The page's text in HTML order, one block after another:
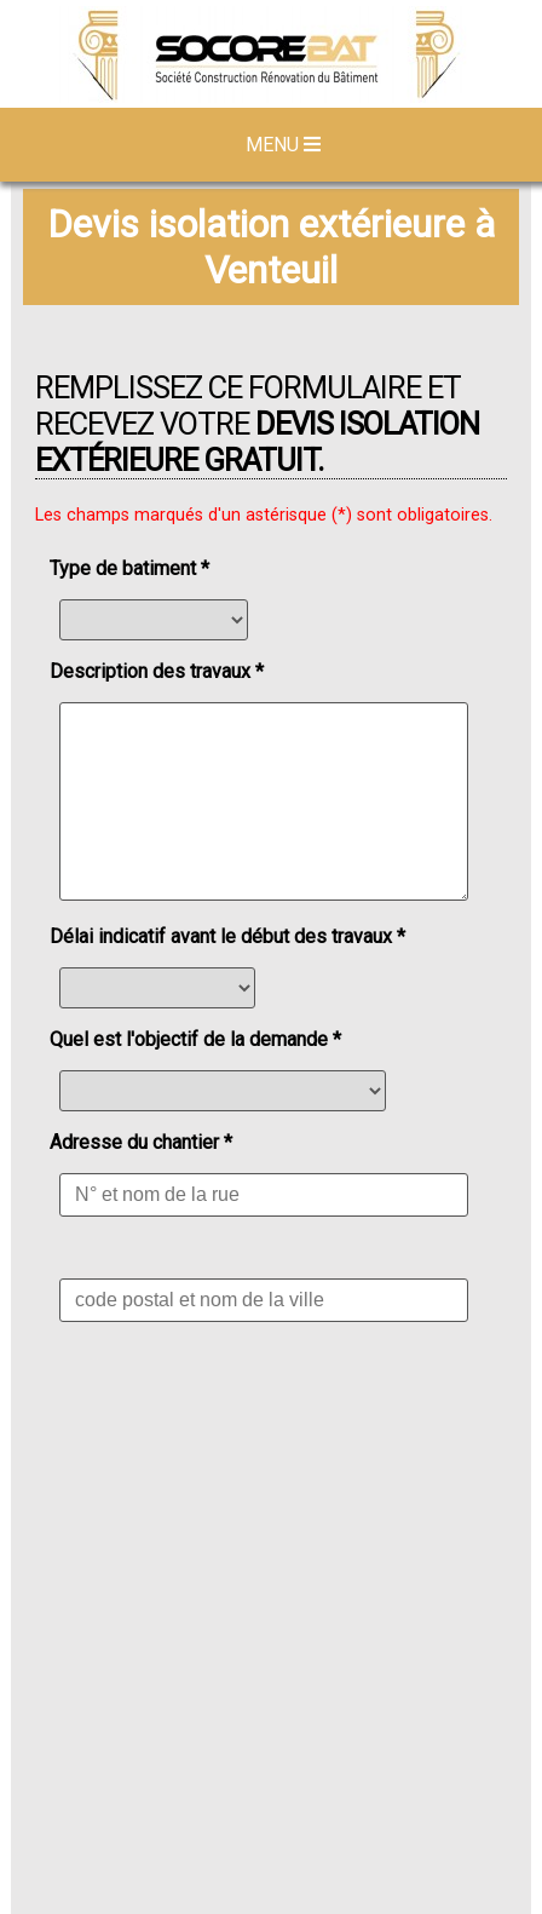
MENU
Devis isolation extérieure à
Venteuil
REMPLISSEZ CE FORMULAIRE ET
RECEVEZ VOTRE DEVIS ISOLATION
EXTÉRIEURE GRATUIT.
Les champs marqués d'un astérisque (*) sont obligatoires.
Type de batiment *
Description des travaux *
Délai indicatif avant le début des travaux *
Quel est l'objectif de la demande *
Adresse du chantier *